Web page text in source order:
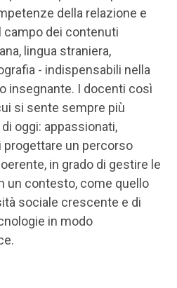
della relazione e
campo dei contenuti
lingua straniera,
- indispensabili nella
insegnante. I docenti così
si sente sempre più
oggi: appassionati,
un percorso
in grado di gestire le
un contesto, come quello
sociale crescente e di
in modo